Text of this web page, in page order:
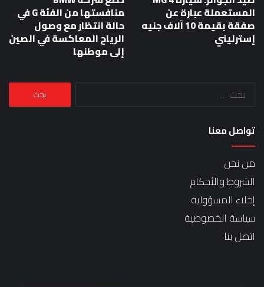
المستعملة عبارة عن
صفقة بقيمة 10 آلاف جنيه
إسترليني
منافستها من الفئة G في
حالة انتظار مع وصول
الرياح المعاكسة في الصين
إلى موطنها
البحث
تواصل معنا
من نحن
الشروط والأحكام
إخلاء المسؤولية
سياسة الخصوصية
اتصل بنا